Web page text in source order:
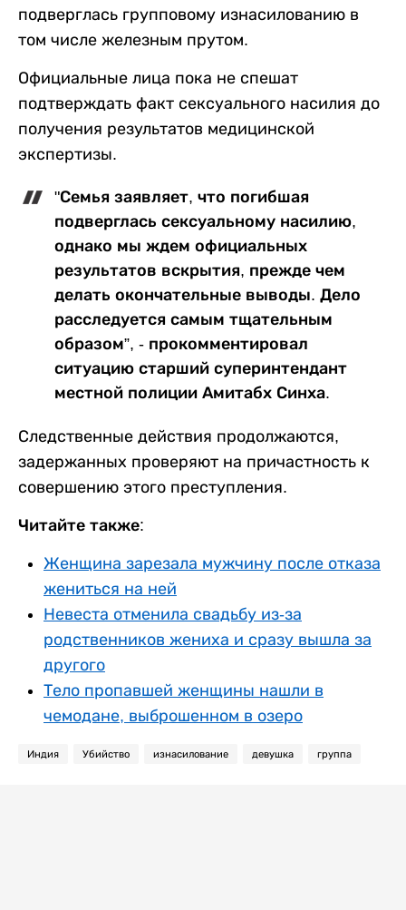
подверглась групповому изнасилованию в
том числе железным прутом.
Официальные лица пока не спешат
подтверждать факт сексуального насилия до
получения результатов медицинской
экспертизы.
"Семья заявляет, что погибшая
подверглась сексуальному насилию,
однако мы ждем официальных
результатов вскрытия, прежде чем
делать окончательные выводы. Дело
расследуется самым тщательным
образом”, - прокомментировал
ситуацию старший суперинтендант
местной полиции Амитабх Синха.
Следственные действия продолжаются,
задержанных проверяют на причастность к
совершению этого преступления.
Читайте также:
Женщина зарезала мужчину после отказа
жениться на ней
Невеста отменила свадьбу из-за
родственников жениха и сразу вышла за
другого
Тело пропавшей женщины нашли в
чемодане, выброшенном в озеро
Индия Убийство изнасилование девушка группа